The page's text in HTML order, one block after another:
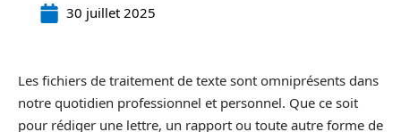
30 juillet 2025
Les fichiers de traitement de texte sont omniprésents dans
notre quotidien professionnel et personnel. Que ce soit
pour rédiger une lettre, un rapport ou toute autre forme de